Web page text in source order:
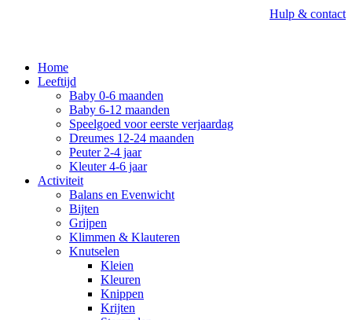
Hulp & contact
Home
Leeftijd
Baby 0-6 maanden
Baby 6-12 maanden
Speelgoed voor eerste verjaardag
Dreumes 12-24 maanden
Peuter 2-4 jaar
Kleuter 4-6 jaar
Activiteit
Balans en Evenwicht
Bijten
Grijpen
Klimmen & Klauteren
Knutselen
Kleien
Kleuren
Knippen
Krijten